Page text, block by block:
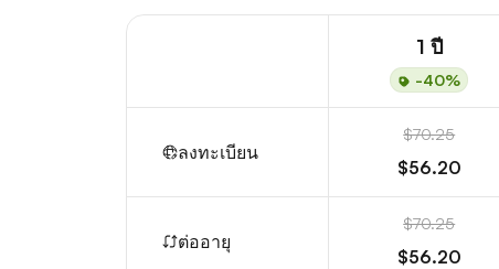
1 ปี
-40%
ลงทะเบียน
$70.25
$56.20
ต่ออายุ
$70.25
$56.20